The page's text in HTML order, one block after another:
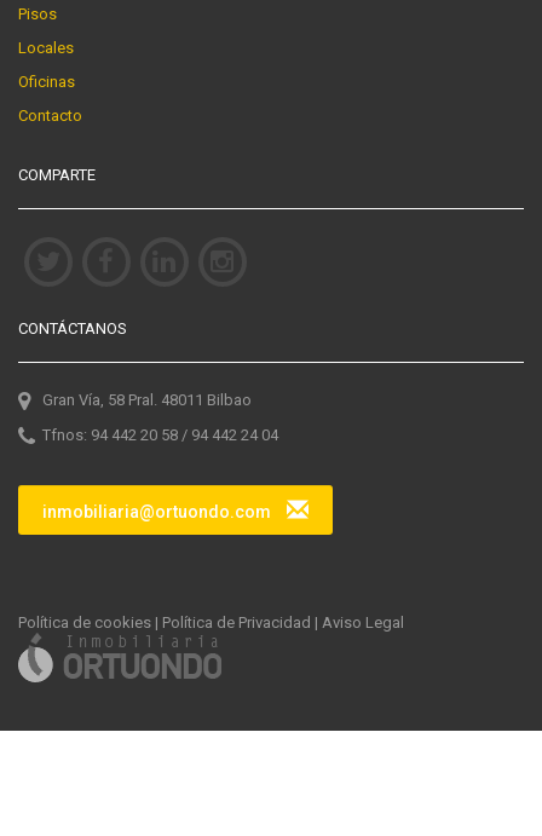
Pisos
Locales
Oficinas
Contacto
COMPARTE
CONTÁCTANOS
Gran Vía, 58 Pral. 48011 Bilbao
Tfnos: 94 442 20 58 / 94 442 24 04
inmobiliaria@ortuondo.com
Política de cookies | Política de Privacidad | Aviso Legal